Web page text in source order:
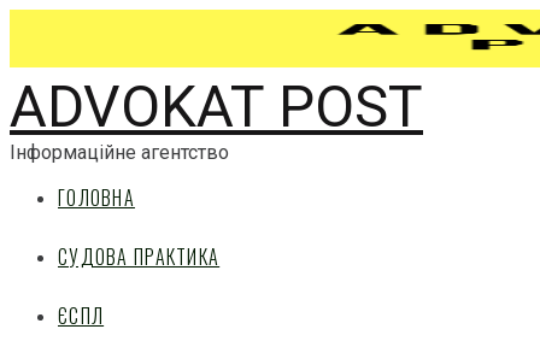
ADVOKAT POST
Інформаційне агентство
ГОЛОВНА
СУДОВА ПРАКТИКА
ЄСПЛ